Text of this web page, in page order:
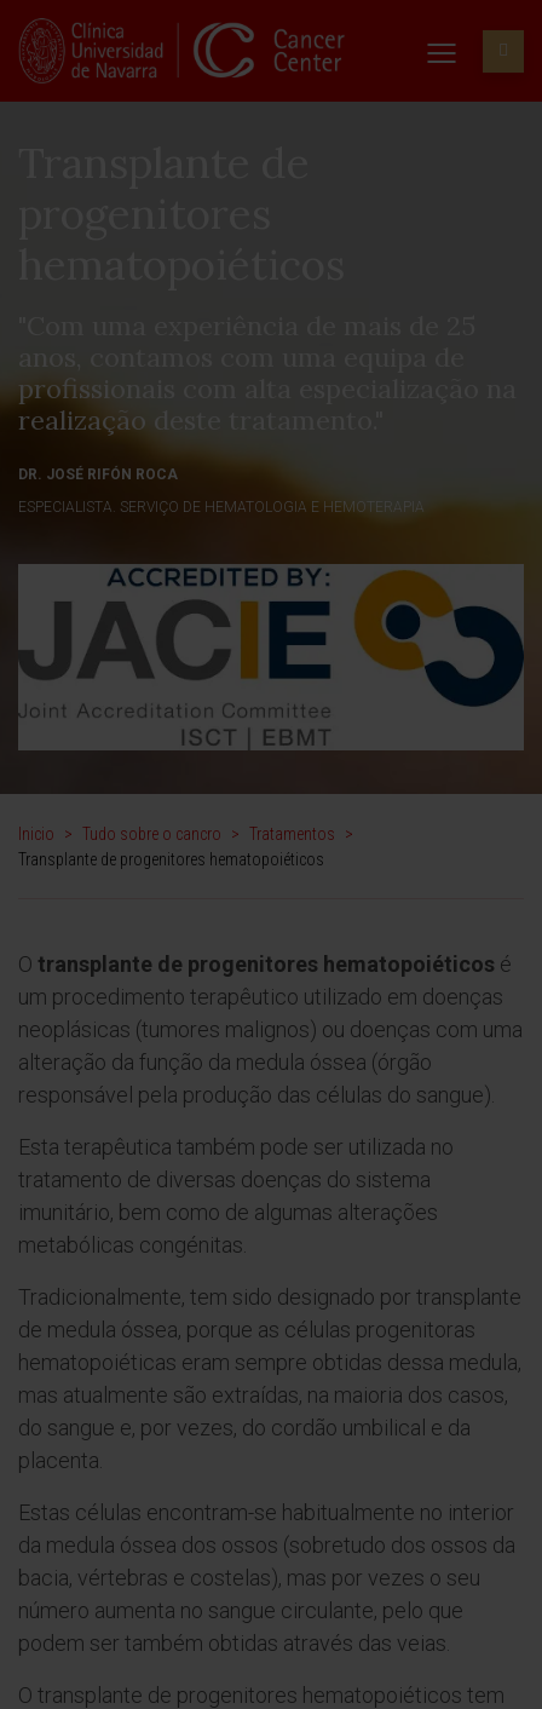
profissionais com alta especialização na
realização deste tratamento."
DR. JOSÉ RIFÓN ROCA
ESPECIALISTA. SERVIÇO DE HEMATOLOGIA E HEMOTERAPIA
Inicio > Tudo sobre o cancro > Tratamentos
>
Transplante de progenitores hematopoiéticos
O transplante de progenitores hematopoiéticos é
um procedimento terapêutico utilizado em doenças
neoplásicas (tumores malignos) ou doenças com uma
alteração da função da medula óssea (órgão
responsável pela produção das células do sangue).
Esta terapêutica também pode ser utilizada no
tratamento de diversas doenças do sistema
imunitário, bem como de algumas alterações
metabólicas congénitas.
Tradicionalmente, tem sido designado por transplante
de medula óssea, porque as células progenitoras
hematopoiéticas eram sempre obtidas dessa medula,
mas atualmente são extraídas, na maioria dos casos,
do sangue e, por vezes, do cordão umbilical e da
placenta.
Estas células encontram-se habitualmente no interior
da medula óssea dos ossos (sobretudo dos ossos da
bacia, vértebras e costelas), mas por vezes o seu
número aumenta no sangue circulante, pelo que
podem ser também obtidas através das veias.
O transplante de progenitores hematopoiéticos tem